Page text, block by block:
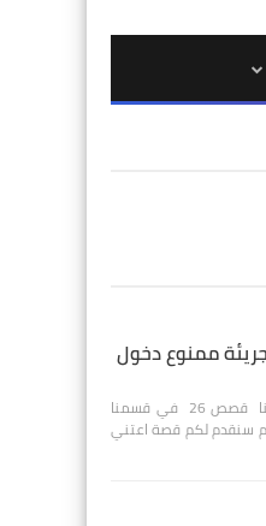
ممنوع دخول
مرحباً بكم أصدقائي وأحبابي في موقعنا قصص 26 في قسمنا
سنقدم لكم قصة اعتني